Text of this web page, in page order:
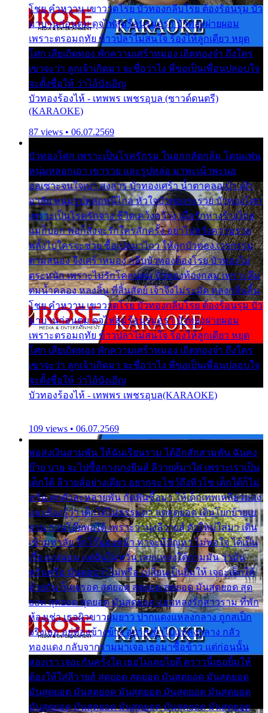
โชย คำหวาน เขาวาดโรย บัวทองกลีบโรย ต้องร้อนรุม บัว
มาบานก่อนตูม ดุจไฟสุมร้อนรุมอุรา บัวทองผ่ายผอม
เพราะตรอมฤทัย ข้าวปลาไม่สนใจ ร้องไห้ลูกเดียว หยุด
โศก เสียเถิดทอง พักความเศร้าหมอง เถิดทองจ๋า ถึงใคร
เขาจะว่า ลูกเจ้าเกิดมา จะชื่อว่าไง พี่ขอเป็นเพื่อนปลอบใจ
จะตั้งชื่อให้ ว่าไอ้บังเอิญ
บัวทองร้องไห้ - เทพพร เพชรอุบล (ซาวด์ดนตรี)
(KARAOKE)
87 views • 06.07.2569
บัวทองโศก เพราะเป็นโรครักรุม ในอกกลัดกลุ้ม โดนแฟน
หนุ่มหลอกเอา เขารวย และรูปหล่อ มาพะเน้าพะนอ
ออเซาะจนใจเบา สงสาร บัวทองเศร้า น้ำตาคลอเบ้า เฝ้า
อาลัย หนุ่มรูปหล่อหนีไกล หัวใจบัวทองระรวย บัวทองโศก
เพราะเป็นโรครักจาง ชีวิตเคว้งคว้าง เมื่อรักห่างร้างไกล
แม่ก็บอก พ่อก็สั่งจะรักใครสักครั้ง อย่าไปหวังความรวย
พลั้งไปใครจะช่วย ซื้อเปลมาไกว ให้ลูกบัวทอง เวรกรรม
ตามสนอง จึงเศร้าหมอง กลีบบัวทองต้องโรย บัวทองไม่
ตระหนัก เพราะไม่รักโคลนตม บัวทองท้องกลม เพราะลืม
ตมน้ำคลอง หลงลิ้น ที่สิ้นสัตย์ เจ้าจึงไม่ระมัด หลงกลิ่นลิ้น
โชย คำหวาน เขาวาดโรย บัวทองกลีบโรย ต้องร้อนรุม บัว
มาบานก่อนตูม ดุจไฟสุมร้อนรุมอุรา บัวทองผ่ายผอม
เพราะตรอมฤทัย ข้าวปลาไม่สนใจ ร้องไห้ลูกเดียว หยุด
โศก เสียเถิดทอง พักความเศร้าหมอง เถิดทองจ๋า ถึงใคร
เขาจะว่า ลูกเจ้าเกิดมา จะชื่อว่าไง พี่ขอเป็นเพื่อนปลอบใจ
จะตั้งชื่อให้ ว่าไอ้บังเอิญ
บัวทองร้องไห้ - เทพพร เพชรอุบล(KARAOKE)
109 views • 06.07.2569
พ่อส่งเงินสามพัน ให้ฉันเรียนราม ได้อีกสักสามพัน ฉันคง
บ๊าย บาย จะไปซื้อกางเกงยีนส์ ลีวายส์มาใส่ เพราะเราเป็น
เด็กใต้ ลีวายส์อย่างเดียว อยากจะโชว์ถึงหิวโซ เด็กใต้ก็ไม่
หวั่น ตกตัวละหลายพัน กัดฟันซื้อมา ให้เด็กเทพเหลียวมอง
และต้องรู้ว่า เด็กใต้ไม่ธรรมดา แต่สุดยอด เดินโยกย้ายเย
ยวน กวนโอ๊ยพอได้ เพราะว่านุ่งลีวายส์ ตัวใหม่ใส่มา เดิน
เข้ามหาลัย จิ๊กโก๊มองหน้า ท่าจะมีปัญหา ไม่พอใจ ได้เป็น
เรื่องแน่นอน แต่ฉันไม่หวั่น เลยแหลงใต้ถามมัน ว่ามัน
พรั่นพรือ มันตอบว่าไม่พรื่อ เปลี่ยนเป็นยิ้มให้ เจอะเด็กใต้
ด้วยกัน ก็เลยรอด สุดยอด สุดยอด สุดยอด มันสุดยอด สุด
ยอด สุดยอด สุดยอด มันสุดยอด แอบหลงรักสาวราม ที่พัก
ห้องเช่า เธอผิวขาวผมยาว ปากแดงแหลงกลาง ถูกสเป็ก
จริงเธอ อยู่ห้องข้างข้าง อยากเข้าไปแหลงกลาง กลัว
ทองแดง กลับจากรามมาเจอ เธอมาซื้อข้าว แต่ก่อนนั้น
สองเรา เจอะกันครั้งใด เธอไม่เคยไยดี คราวนี้เธอยิ้มให้
ต้องให้ใส่ลีวายส์ สุดยอด สุดยอด มันสุดยอด มันสุดยอด
มันสุดยอด มันสุดยอด มันสุดยอด มันสุดยอด มันสุดยอด
มันสุดยอด มันสุดยอด มันสุดยอด มันสุดยอด มันสุดยอด